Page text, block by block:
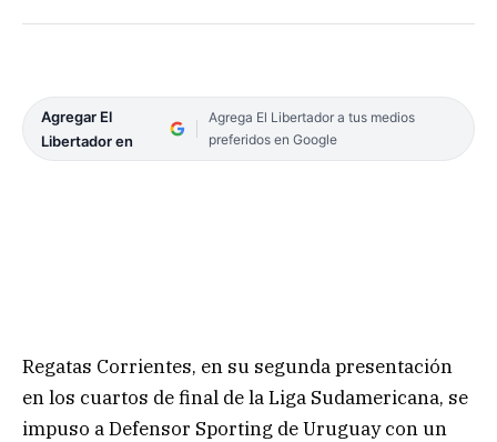
Agregar El
Libertador en
Agrega El Libertador a tus medios
preferidos en Google
Regatas Corrientes, en su segunda presentación
en los cuartos de final de la Liga Sudamericana, se
impuso a Defensor Sporting de Uruguay con un